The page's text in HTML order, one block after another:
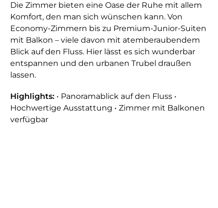
Die Zimmer bieten eine Oase der Ruhe mit allem
Komfort, den man sich wünschen kann. Von
Economy-Zimmern bis zu Premium-Junior-Suiten
mit Balkon – viele davon mit atemberaubendem
Blick auf den Fluss. Hier lässt es sich wunderbar
entspannen und den urbanen Trubel draußen
lassen.
Highlights: • Panoramablick auf den Fluss •
Hochwertige Ausstattung • Zimmer mit Balkonen
verfügbar